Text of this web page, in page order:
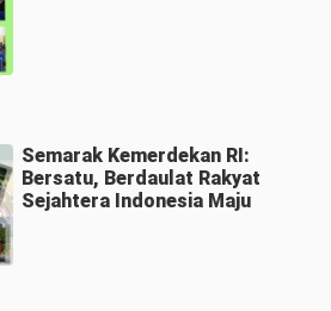
Semarak Kemerdekan RI:
Bersatu, Berdaulat Rakyat
Sejahtera Indonesia Maju